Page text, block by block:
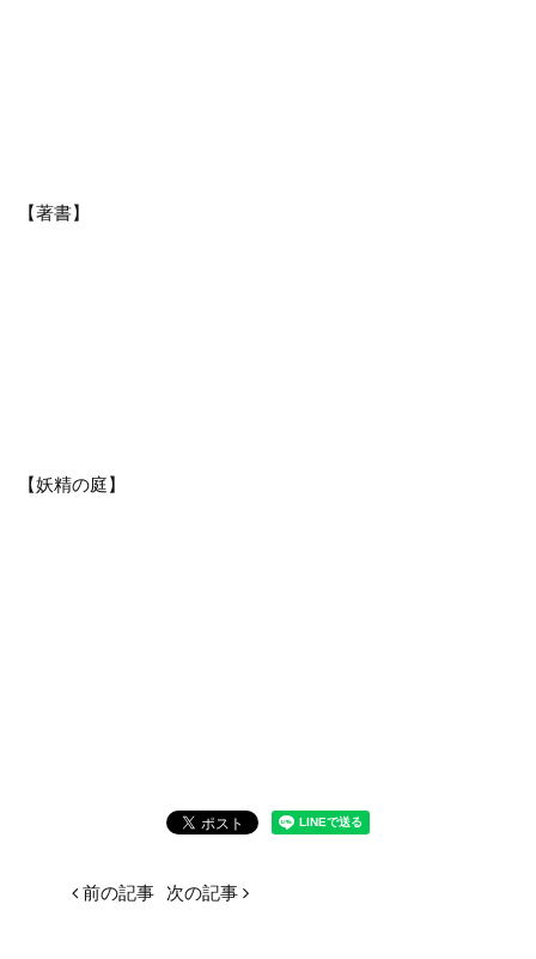
【著書】
【妖精の庭】
前の記事 次の記事